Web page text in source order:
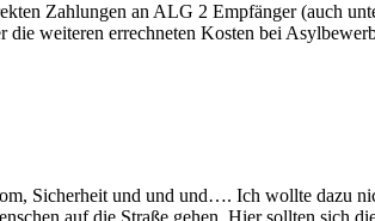
Zahlungen an ALG 2 Empfänger (auch
weiteren errechneten Kosten bei
Sicherheit und und und…. Ich wollte dazu